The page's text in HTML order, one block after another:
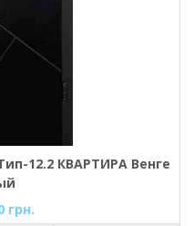
12.2 КВАРТИРА Венге
грн.